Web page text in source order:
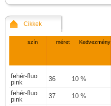
Cikkek
szín méret Kedvezmény
fehér-fluo
pink
36
10 %
fehér-fluo
pink
37
10 %